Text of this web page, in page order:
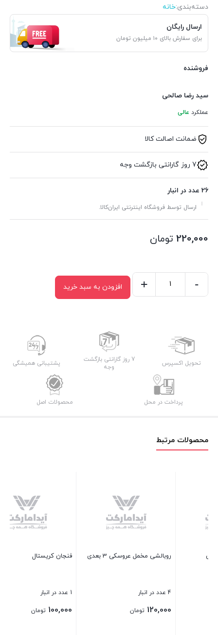
دسته‌بندی‌:خانه
ارسال رایگان
برای سفارش بالای ۱۰ میلیون تومان
فروشنده
سید رضا صالحی
عملکرد عالی
ضمانت اصالت کالا
7 روز گارانتی بازگشت وجه
26 عدد در انبار
ارسال توسط فروشگاه اینترنتی ایران‌کالا.
220,000 تومان
-
+ افزودن به سبد خرید
تحویل اکسپرس
7 روز گارانتی بازگشت
وجه
پشتیبانی همیشگی
پرداخت در محل محصولات اصل
محصولات مرتبط
فنجان کریستال
100,000 تومان